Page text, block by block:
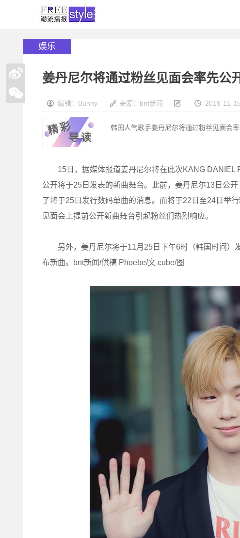
娱乐
姜丹尼尔将通过粉丝见面会率先公
编辑：Bunny 来源：bnt新闻 2019-11-15
韩国人气歌手姜丹尼尔将通过粉丝见面会率
15日，据媒体报道姜丹尼尔将在此次KANG DANIEL
公开将于25日发表的新曲舞台。此前，姜丹尼尔13日公
了将于25日发行数码单曲的消息。而将于22日至24日举
见面会上提前公开新曲舞台引起粉丝们热烈响应。
另外，姜丹尼尔将于11月25日下午6时（韩国时间）
布新曲。bnt新闻/供稿 Phoebe/文 cube/图